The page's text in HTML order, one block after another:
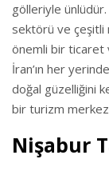
gölleriyle
sektörü ve çeşitli
önemli bir ticaret
İran’ın her
doğal güzelliğini
bir turizm
Nişabur